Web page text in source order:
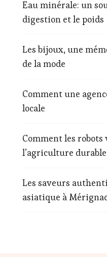
Eau minérale: un
digestion et le poids
Les bijoux, une
de la mode
Comment une
locale
Comment les
l’agriculture durable
Les saveurs
asiatique à